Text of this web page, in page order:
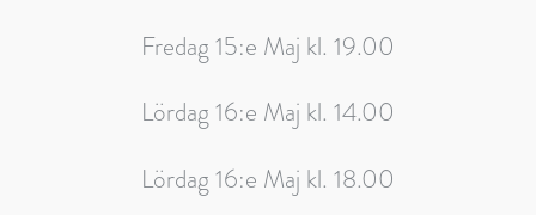
Fredag 15:e Maj kl. 19.00
Lördag 16:e Maj kl. 14.00
Lördag 16:e Maj kl. 18.00